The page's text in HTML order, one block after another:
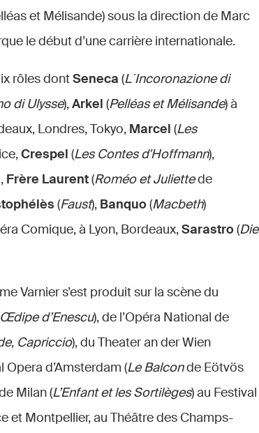
et Mélisande) sous la direction de Marc
le début d’une carrière internationale.
rôles dontSeneca (L´Incoronazione di
di Ulysse),Arkel (Pelléas et Mélisande) à
Londres, Tokyo, Marcel (Les
Crespel (Les Contes d'Hoffmann),
Frère Laurent(Roméo et Juliettede
(Faust), Banquo(Macbeth)
Comique, à Lyon, Bordeaux,Sarastro(Die
Varnier s’est produit sur la scène du
Œdipe d’Enescu), de l’Opéra National de
, Capriccio), du Theater an der Wien
d’Amsterdam (Le Balconde Eötvös
Milan (L’Enfant et les Sortilèges) au Festival
et Montpellier, au Théâtre des Champs-